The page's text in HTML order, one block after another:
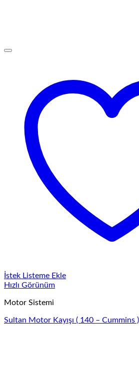
İstek Listeme Ekle
Hızlı Görünüm
Motor Sistemi
Sultan Motor Kayışı ( 140 – Cummins )